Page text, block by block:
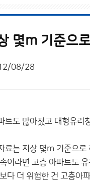
몇m 기준으
08/28
트도 많아졌고 대형유리
료는 지상 몇m 기준으로
이라면 고층 아파트도
다 더 위험한 건 고층아